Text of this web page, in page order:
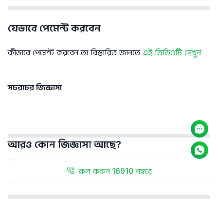
যেভাবে পেমেন্ট করবেন
কীভাবে পেমেন্ট করবেন তা বিস্তারিত জানতে এই ভিডিওটি দেখুন
সচরাচর জিজ্ঞাসা
আরও কোন জিজ্ঞাসা আছে?
কল করুন 16910 নম্বরে